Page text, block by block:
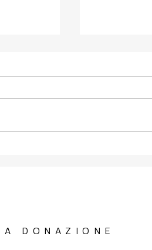
DONAZIONE